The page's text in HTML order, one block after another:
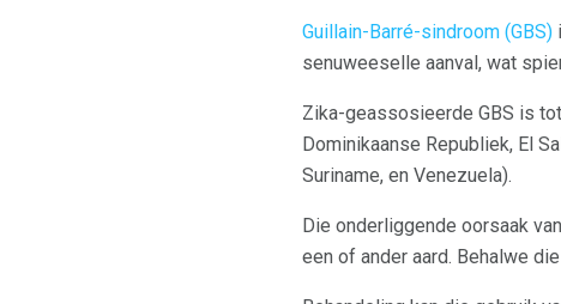
Guillain-Barré-sindroom (GBS)
senuweeselle aanval, wat
Zika-geassosieerde GBS is
Dominikaanse Republiek, El
Suriname, en Venezuela).
Die onderliggende oorsaak
een of ander aard. Behalwe